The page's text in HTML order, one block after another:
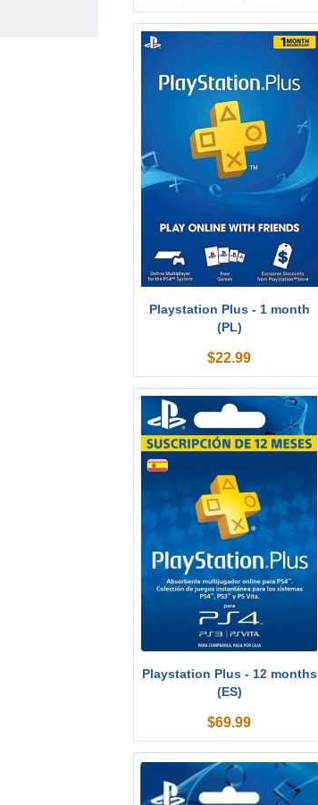
Playstation Plus - 1 month
(PL)
$22.99
Playstation Plus - 12 months
(ES)
$69.99